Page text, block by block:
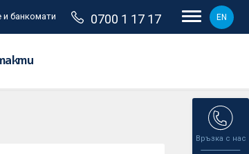
банкомати 0700 1 17 17 EN
Връзка с нас